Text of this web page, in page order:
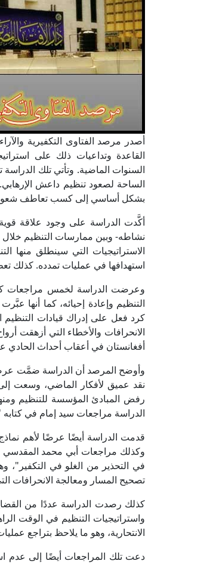
أصدر مرصد الفتاوى التكفيرية
القاعدة وتداعيات ذلك على
السنوات الماضية. وتأتي تلك
الساحة لصعود تنظيم داعش
بشكل أساسي إلى كسب تعاطف شعوب
أكَّدت الدراسة على وجود علاقة
نشاطه- وبين ممارسات التنظيم
الاستراتيجيات التي سينطلق منها
استهدافها في عمليات تمدده. كذلك
وعرضت الدراسة لخمس مراجعات
التنظيم وإعادة إحيائه، كما أنها
كرد فعل على إدراك قيادات
الانحرافات والأخطاء التي أزهقت
أفغانستان في أعقاب أحداث
وأوضح المرصد أن الدراسة ضمَّت
نقد عميق لأفكار الماضي، وسعت
رفض المبادئ المؤسسة للتنظيم
الدراسة مراجعات سيد إمام في كتابه
قدمت الدراسة أيضًا عرضًا لأهم
وكذلك مراجعات أبي محمد المقدسي
في التحذير من الغلو في
تصحيح المسار ومعالجة الانحرافات
كذلك رصدت الدراسة عددًا من
واستراتيجيات التنظيم في الوقت
الانتحارية، وهو ما يلاحظ بتراجع
دعت تلك المراجعات أيضًا إلى عدم